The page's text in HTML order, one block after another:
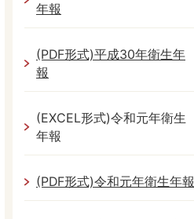
年報
(PDF形式)平成30年衛生年
報
(EXCEL形式)令和元年衛生
年報
(PDF形式)令和元年衛生年報